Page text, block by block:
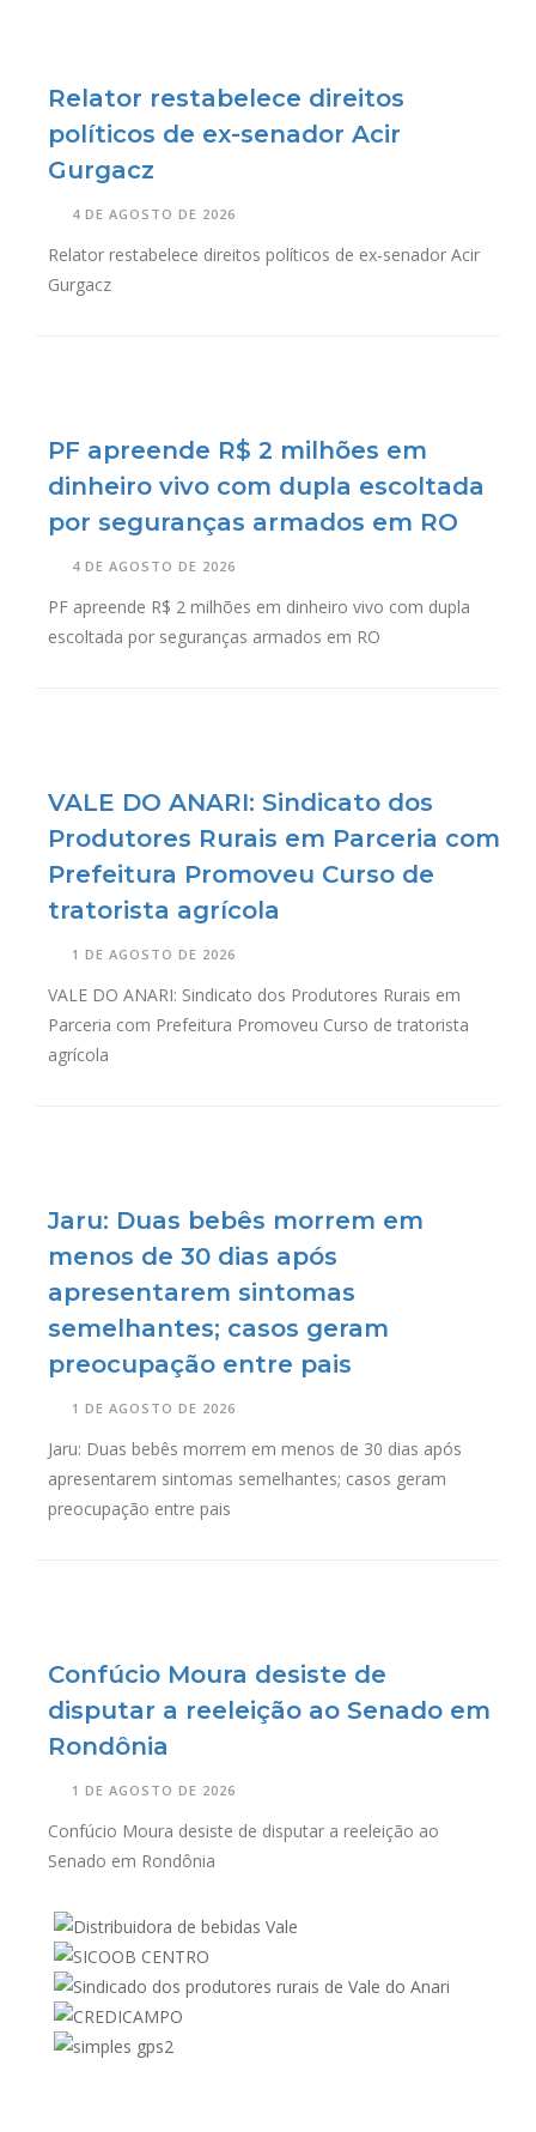
Relator restabelece direitos
políticos de ex-senador Acir
Gurgacz
4 DE AGOSTO DE 2026
Relator restabelece direitos políticos de ex-senador Acir
Gurgacz
PF apreende R$ 2 milhões em
dinheiro vivo com dupla escoltada
por seguranças armados em RO
4 DE AGOSTO DE 2026
PF apreende R$ 2 milhões em dinheiro vivo com dupla
escoltada por seguranças armados em RO
VALE DO ANARI: Sindicato dos
Produtores Rurais em Parceria com
Prefeitura Promoveu Curso de
tratorista agrícola
1 DE AGOSTO DE 2026
VALE DO ANARI: Sindicato dos Produtores Rurais em
Parceria com Prefeitura Promoveu Curso de tratorista
agrícola
Jaru: Duas bebês morrem em
menos de 30 dias após
apresentarem sintomas
semelhantes; casos geram
preocupação entre pais
1 DE AGOSTO DE 2026
Jaru: Duas bebês morrem em menos de 30 dias após
apresentarem sintomas semelhantes; casos geram
preocupação entre pais
Confúcio Moura desiste de
disputar a reeleição ao Senado em
Rondônia
1 DE AGOSTO DE 2026
Confúcio Moura desiste de disputar a reeleição ao
Senado em Rondônia